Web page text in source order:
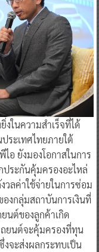
งในความสำเร็จที่ได้
ระเทศไทยภายใต้
อ ยังมองโอกาสในการ
ระกันคุ้มครองอะไหล่
ลค่าใช้จ่ายในการซ่อม
งกลุ่มสถาบันการเงินที่
นต์ของลูกค้าเกิด
ยนต์จะคุ้มครองที่ทุน
จะส่งผลกระทบเป็น